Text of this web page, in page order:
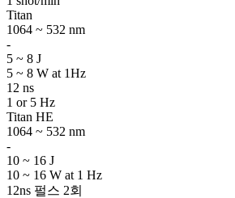
Titan
1064 ~ 532 nm
-
5 ~ 8 J
5 ~ 8 W at 1Hz
12 ns
1 or 5 Hz
Titan HE
1064 ~ 532 nm
-
10 ~ 16 J
10 ~ 16 W at 1 Hz
12ns 펄스 2회